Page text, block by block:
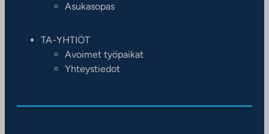
Asukasopas
TA-YHTIÖT
Avoimet työpaikat
Yhteystiedot